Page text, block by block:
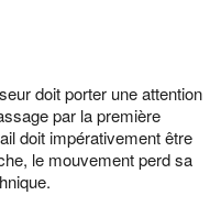
doit porter une attention
par la première
doit impérativement être
le mouvement perd sa